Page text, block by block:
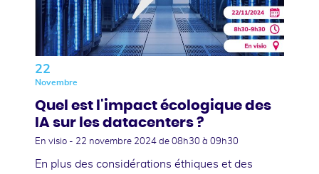
22
Novembre
Quel est l'impact écologique des
IA sur les datacenters ?
En visio - 22 novembre 2024 de 08h30 à 09h30
En plus des considérations éthiques et des